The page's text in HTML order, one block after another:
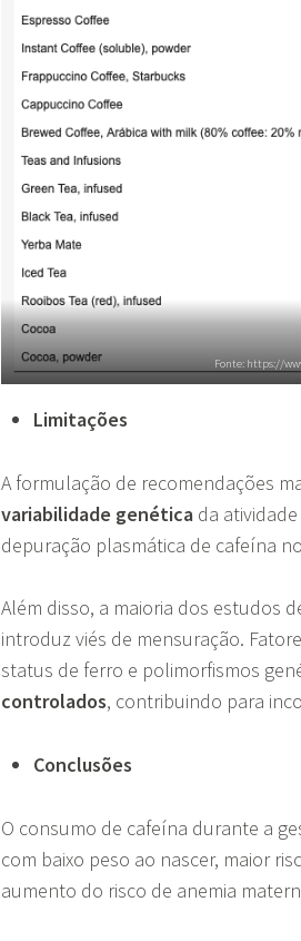
Fonte: https://
Limitações
A formulação de recomendações
variabilidade genética da atividade
depuração plasmática de cafeína
Além disso, a maioria dos estudos
introduz viés de mensuração.
status de ferro e polimorfismos
controlados, contribuindo para
Conclusões
O consumo de cafeína durante a
com baixo peso ao nascer, maior
aumento do risco de anemia